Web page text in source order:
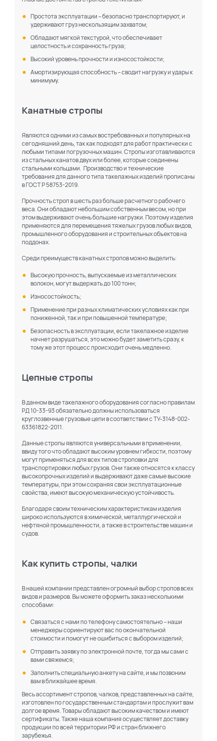
Простота эксплуатации – безопасно транспортируют, и
удерживают груз нескользящим захватом;
Обладают мягкой текстурой, что обеспечивает
целостность и сохранность груза;
Высокий уровень прочности и износостойкости;
Амортизирующая способность – сводит нагрузку и удары к
минимуму.
Канатные стропы
Являются одними из самых востребованных и популярных на
сегодняшний день, так как подходят для работ практически с
любыми типами погрузочных машин. Стропы изготавливаются
из стальных канатов двух или более, которые соединены
стальными кольцами. Производство и технические
требования для данного типа такелажных изделий прописаны
в ГОСТ Р 58753-2019.
Прочность строп в шесть раз больше расчетного рабочего
веса. Они обладают небольшим собственным весом, но при
этом выдерживают очень большие нагрузки. Поэтому изделия
применяются для перемещения тяжелых грузов любых видов,
промышленного оборудования и строительных объектов на
поддонах.
Среди преимуществ канатных стропов можно выделить:
Высокую прочность, выпускаемые из металлических
волокон, могут выдержать до 100 тонн;
Износостойкость;
Применение при разных климатических условиях как при
пониженной, так и при повышенной температуре;
Безопасность в эксплуатации, если такелажное изделие
начнет разрушаться, это можно будет заметить сразу, к
тому же этот процесс происходит очень медленно.
Цепные стропы
В данном виде такелажного оборудования согласно правилам
РД 10-33-93 обязательно должны использоваться
круглозвенные грузовые цепи в соответствии с ТУ-3148-002-
63361822-2011.
Данные стропы являются универсальными в применении,
ввиду того что обладают высоким уровнем гибкости, поэтому
могут применяться для всех типов строповки для
транспортировки любых грузов. Они также относятся к классу
высокопрочных изделий и выдерживают даже самые высокие
температуры, при этом сохраняя свои эксплуатационные
свойства, имеют высокую механическую устойчивость.
Благодаря своим техническим характеристикам изделия
широко используются в химической, металлургической и
нефтяной промышленности, а также в строительстве машин и
судов.
Как купить стропы, чалки
В нашей компании представлен огромный выбор стропов всех
видов и размеров. Вы можете оформить заказ несколькими
способами:
Связаться с нами по телефону самостоятельно – наши
менеджеры сориентируют вас по окончательной
стоимости и помогут не ошибиться с выбором изделий;
Отправить заявку по электронной почте, тогда мы сами с
вами свяжемся;
Заполнить специальную анкету на сайте, и мы позвоним
вам в ближайшее время.
Весь ассортимент стропов, чалков, представленных на сайте,
изготовлен по государственным стандартам и прослужит вам
долгое время. Товары обладают высоким качеством и имеют
сертификаты. Также наша компания осуществляет доставку
продукции по всей территории РФ и стран ближнего
зарубежья.